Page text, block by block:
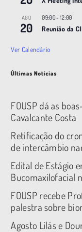
AGO
20
09:00- 12:00
Reunião da
Ver Calendário
Últimas Notícias
FOUSP dá as
Cavalcante Costa
Retificação do
de intercâmbio
Edital de Estágio
Bucomaxilofacial
FOUSP recebe
palestra sobre
Agosto Lilás e